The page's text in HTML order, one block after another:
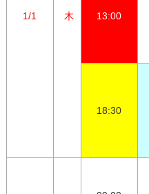
1/1 木 13:00
18:30